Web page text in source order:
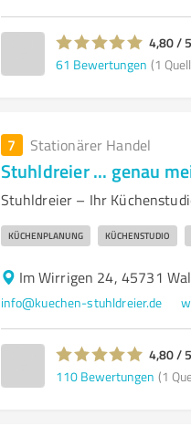
4,80 /
61 Bewertungen (1
7 Stationärer Handel
Stuhldreier ... genau
Stuhldreier – Ihr
KÜCHENPLANUNG KÜCHENSTUDIO
Im Wirrigen 24, 45731
info@kuechen-stuhldreier.de
4,80 /
110 Bewertungen (1